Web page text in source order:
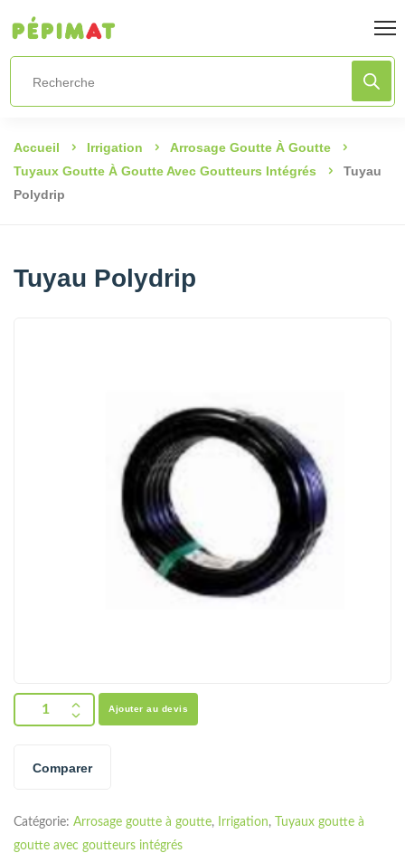
Accueil Irrigation
Arrosage Goutte À Goutte
Tuyaux Goutte À Goutte Avec Goutteurs Intégrés
Tuyau
Polydrip
Tuyau Polydrip
Ajouter au devis
Comparer
Catégorie: Arrosage goutte à goutte, Irrigation,
Tuyaux goutte à
goutte avec goutteurs intégrés